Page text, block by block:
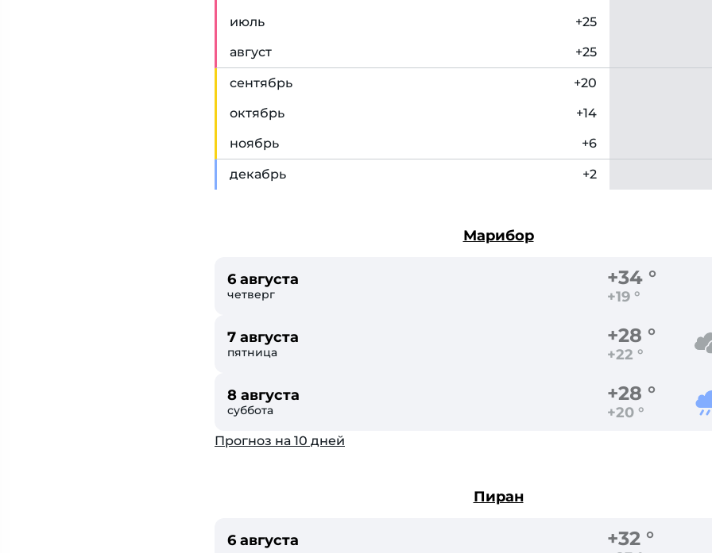
июль
+25
август +25
сентябрь
+20
октябрь
+14
ноябрь +6
декабрь +2
Марибор
6 августа
четверг
+34 °
+19 °
7 августа
пятница
+28 °
+22 °
8 августа
суббота
+28 °
+20 °
Прогноз на 10 дней
Пиран
6 августа +32 °